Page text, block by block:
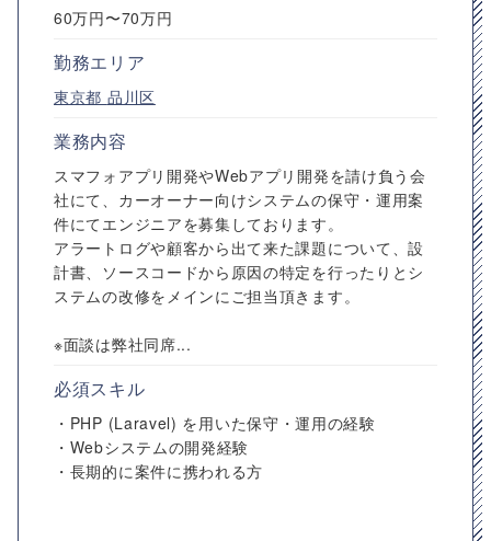
60万円〜70万円
勤務エリア
東京都 品川区
業務内容
スマフォアプリ開発やWebアプリ開発を請け負う会
社にて、カーオーナー向けシステムの保守・運用案
件にてエンジニアを募集しております。
アラートログや顧客から出て来た課題について、設
計書、ソースコードから原因の特定を行ったりとシ
ステムの改修をメインにご担当頂きます。
※面談は弊社同席...
必須スキル
・PHP (Laravel) を用いた保守・運用の経験
・Webシステムの開発経験
・長期的に案件に携われる方